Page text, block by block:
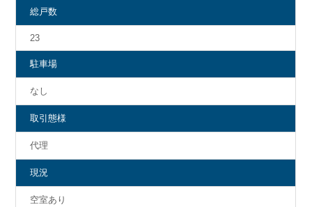
総戸数
23
駐車場
なし
取引態様
代理
現況
空室あり